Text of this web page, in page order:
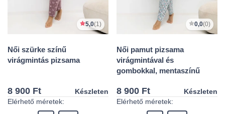
5,0(1)
Női szürke színű
virágmintás pizsama
8 900 Ft
Készleten
Elérhető méretek:
0,0(0)
Női pamut pizsama
virágmintával és
gombokkal, mentaszínű
8 900 Ft
Készleten
Elérhető méretek: